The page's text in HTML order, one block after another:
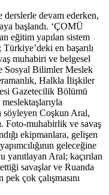
devam ederken,
başlandı. ‘ÇOMÜ
eğitim yapılan sistem
en başarılı
muhabiri ve belgesel
Sosyal Bilimler Meslek
Halkla İlişkiler
Gazetecilik Bölümü
Coşkun Aral,
Foto-muhabirlik ve savaş
ekipmanlara, gelişen
geleceğine
Aral; kaçırılan
savaşlar ve Ruanda
pek çok çalışmasını